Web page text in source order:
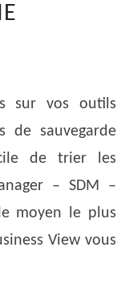
sur vos outils
de sauvegarde
de trier les
– SDM –
moyen le plus
View vous